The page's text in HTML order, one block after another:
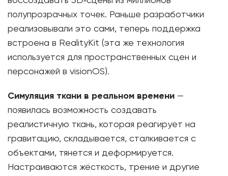
полупрозрачных точек. Раньше разработчики
реализовывали это сами, теперь поддержка
встроена в RealityKit (эта же технология
используется для пространственных сцен и
персонажей в visionOS).
Симуляция ткани в реальном времени —
появилась возможность создавать
реалистичную ткань, которая реагирует на
гравитацию, складывается, сталкивается с
объектами, тянется и деформируется.
Настраиваются жёсткость, трение и другие